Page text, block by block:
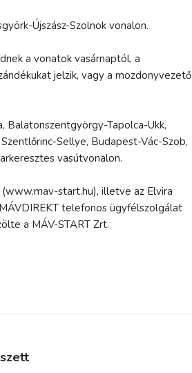
Újszász-Szolnok vonalon.
a vonatok vasárnaptól, a
jelzik, vagy a mozdonyvezető
Balatonszentgyörgy-Tapolca-Ukk,
Sellye, Budapest-Vác-Szob,
vasútvonalon.
start.hu), illetve az Elvira
telefonos ügyfélszolgálat
a MÁV-START Zrt.